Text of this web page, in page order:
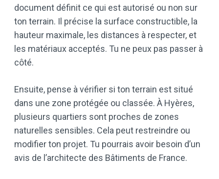
document définit ce qui est autorisé ou non sur
ton terrain. Il précise la surface constructible, la
hauteur maximale, les distances à respecter, et
les matériaux acceptés. Tu ne peux pas passer à
côté.
Ensuite, pense à vérifier si ton terrain est situé
dans une zone protégée ou classée. À Hyères,
plusieurs quartiers sont proches de zones
naturelles sensibles. Cela peut restreindre ou
modifier ton projet. Tu pourrais avoir besoin d’un
avis de l’architecte des Bâtiments de France.